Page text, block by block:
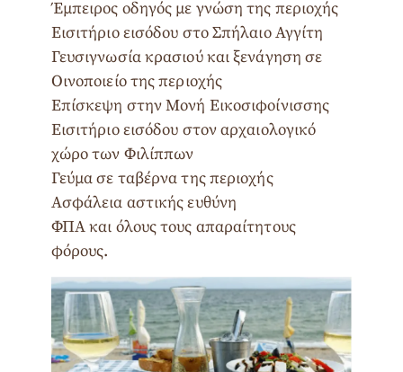
Έμπειρος οδηγός με γνώση της περιοχής
Εισιτήριο εισόδου στο Σπήλαιο Αγγίτη
Γευσιγνωσία κρασιού και ξενάγηση σε
Οινοποιείο της περιοχής
Επίσκεψη στην Μονή Εικοσιφοίνισσης
Εισιτήριο εισόδου στον αρχαιολογικό
χώρο των Φιλίππων
Γεύμα σε ταβέρνα της περιοχής
Ασφάλεια αστικής ευθύνη
ΦΠΑ και όλους τους απαραίτητους
φόρους.